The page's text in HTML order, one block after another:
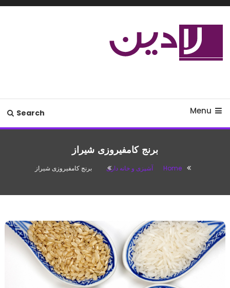
Skip
Menu
Search
برنج کامفیروزی شیراز
Home آشپزی و خانه داری برنج کامفیروزی شیراز